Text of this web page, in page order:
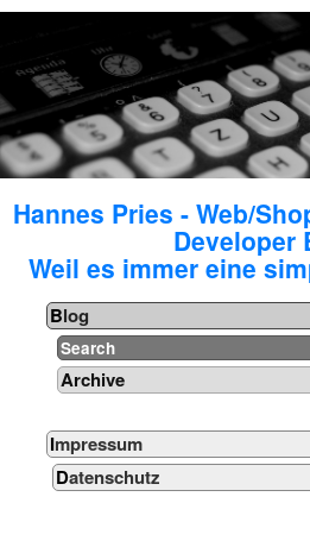
Hannes Pries - Web/
Developer
Weil es immer eine
Blog
Search
Archive
Impressum
Datenschutz